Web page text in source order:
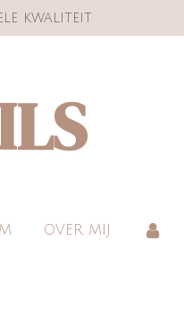
kwaliteit
OVER MIJ